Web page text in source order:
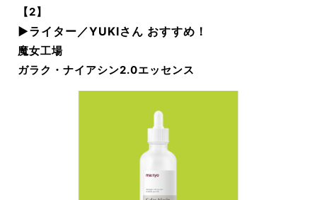
【2】
▶︎ライター／YUKIさん おすすめ！
魔女工場
ガラク・ナイアシン2.0エッセンス